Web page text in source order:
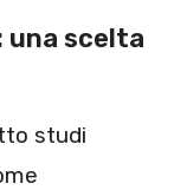
una scelta
studi